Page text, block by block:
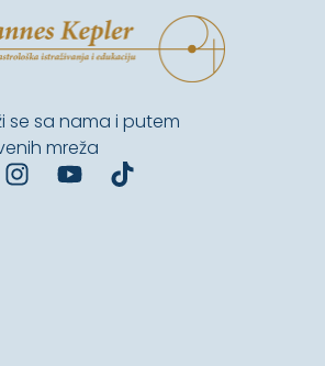
se sa nama i putem
mreža